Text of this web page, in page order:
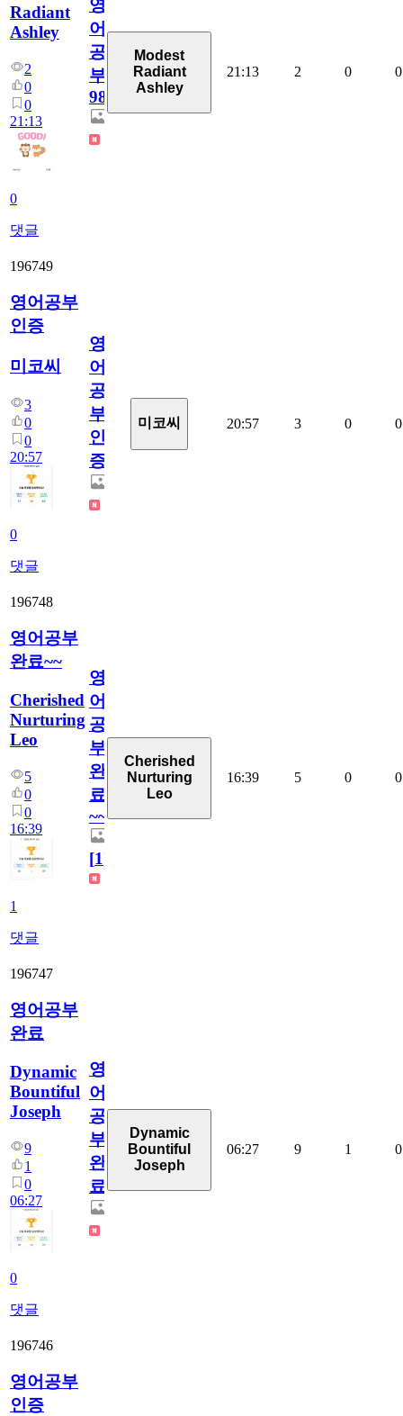
Radiant
Ashley
2
0
0
21:13
0
댓글
영
어
공
부
98
Modest
Radiant
Ashley
21:13 2 0 0
196749
영어공부
인증
미코씨
3
0
0
20:57
0
댓글
영
어
공
부
인
증
미코씨 20:57 3 0 0
196748
영어공부
완료~~
Cherished
Nurturing
Leo
5
0
0
16:39
1
댓글
영
어
공
부
완
료
~~
[1]
Cherished
Nurturing
Leo
16:39 5 0 0
196747
영어공부
완료
Dynamic
Bountiful
Joseph
9
1
0
06:27
0
댓글
영
어
공
부
완
료
Dynamic
Bountiful
Joseph
06:27 9 1 0
196746
영어공부
인증